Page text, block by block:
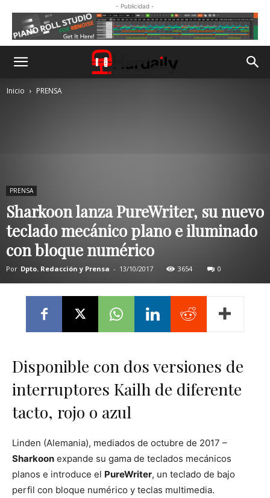
- Publicidad -
Inicio PRENSA
PRENSA
Sharkoon lanza PureWriter, su nuevo
teclado mecánico plano e iluminado
con bloque numérico
Por Dpto. Redacción y Prensa - 13/10/2017 3654 0
Disponible con dos versiones de
interruptores Kailh de diferente
tacto, rojo o azul
Linden (Alemania), mediados de octubre de 2017 –
Sharkoon expande su gama de teclados mecánicos
planos e introduce el PureWriter, un teclado de bajo
perfil con bloque numérico y teclas multimedia.